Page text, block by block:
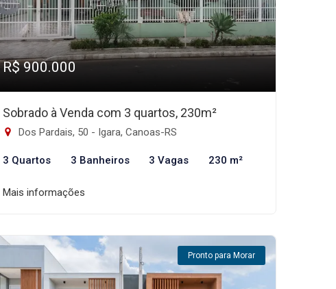
R$ 900.000
Sobrado à Venda com 3 quartos, 230m²
Dos Pardais, 50 - Igara, Canoas-RS
3 Quartos 3 Banheiros 3 Vagas 230 m²
Mais informações
Pronto para Morar